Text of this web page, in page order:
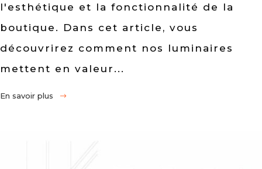
l'esthétique et la fonctionnalité de la
boutique. Dans cet article, vous
découvrirez comment nos luminaires
mettent en valeur...
En savoir plus